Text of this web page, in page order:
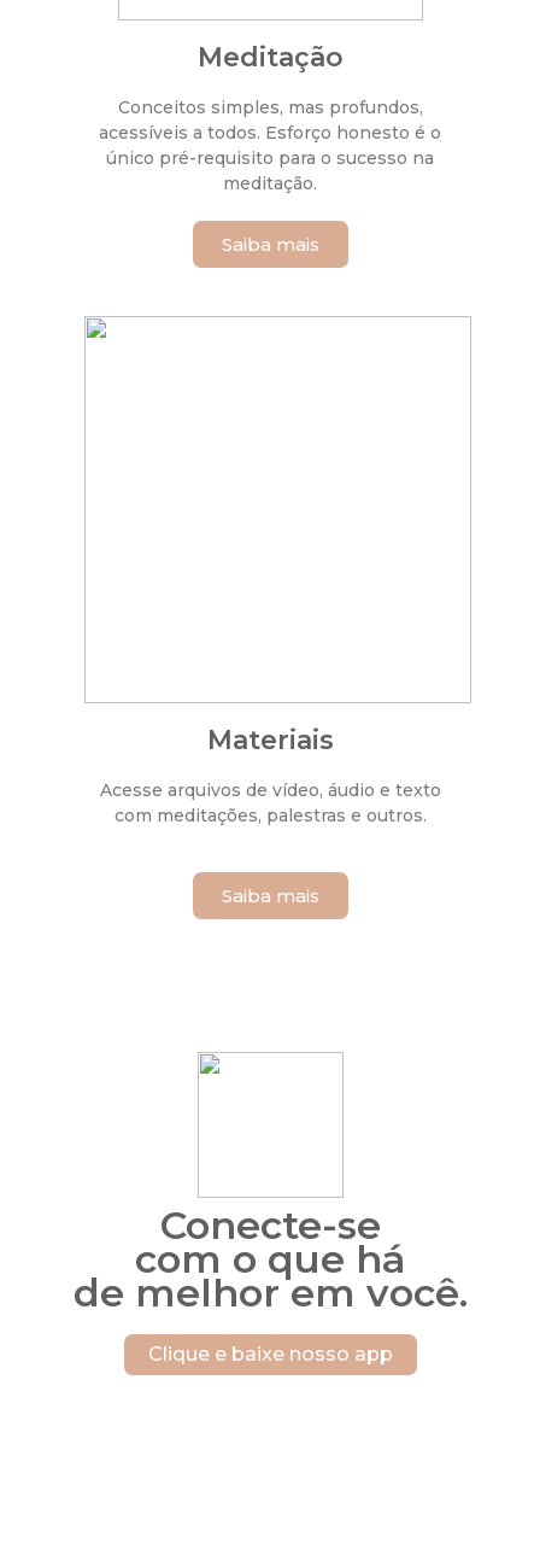
Meditação
Conceitos simples, mas profundos,
acessíveis a todos. Esforço honesto é o
único pré-requisito para o sucesso na
meditação.
Saiba mais
Materiais
Acesse arquivos de vídeo, áudio e texto
com meditações, palestras e outros.
Saiba mais
Conecte-se
com o que há
de melhor em você.
Clique e baixe nosso app